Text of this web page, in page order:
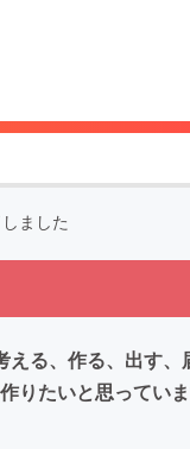
ました
る、作る、出す
りたいと思っていま